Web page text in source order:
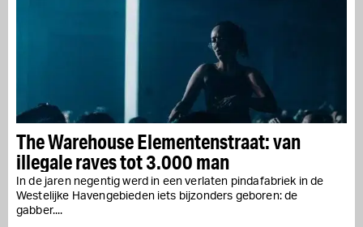
The Warehouse Elementenstraat: van
illegale raves tot 3.000 man
In de jaren negentig werd in een verlaten pindafabriek in de
Westelijke Havengebieden iets bijzonders geboren: de
gabber....